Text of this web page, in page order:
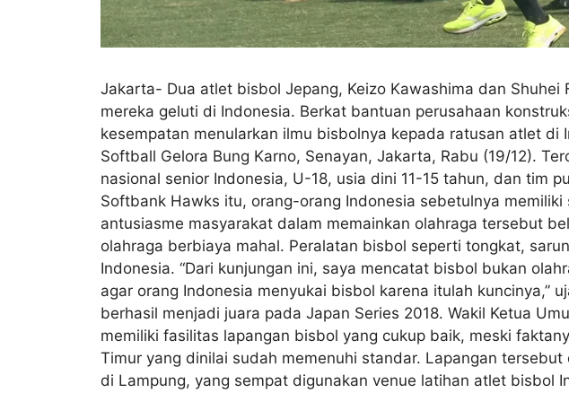
Jakarta- Dua atlet bisbol Jepang, Keizo Kawashima dan
mereka geluti di Indonesia. Berkat bantuan perusahaan
kesempatan menularkan ilmu bisbolnya kepada ratusan atlet
Softball Gelora Bung Karno, Senayan, Jakarta, Rabu (19/12).
nasional senior Indonesia, U-18, usia dini 11-15 tahun, dan tim
Softbank Hawks itu, orang-orang Indonesia sebetulnya
antusiasme masyarakat dalam memainkan olahraga tersebut
olahraga berbiaya mahal. Peralatan bisbol seperti tongkat,
Indonesia. “Dari kunjungan ini, saya mencatat bisbol bukan
agar orang Indonesia menyukai bisbol karena itulah kuncinya,”
berhasil menjadi juara pada Japan Series 2018. Wakil Ketua
memiliki fasilitas lapangan bisbol yang cukup baik, meski
Timur yang dinilai sudah memenuhi standar. Lapangan
di Lampung, yang sempat digunakan venue latihan atlet bisbol